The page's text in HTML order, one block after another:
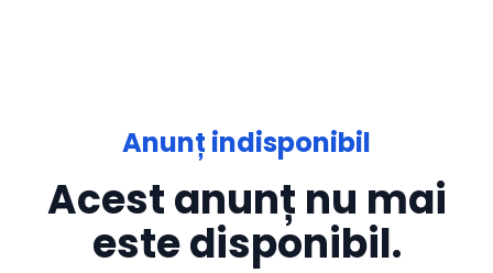
Anunț indisponibil
Acest anunț nu mai
este disponibil.